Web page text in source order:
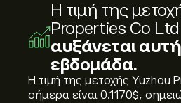
Η τιμή της
Properties Co Ltd
αυξάνεται
εβδομάδα.
Η τιμή της μετοχής Yuzhou
σήμερα είναι 0.1170‎$‎,